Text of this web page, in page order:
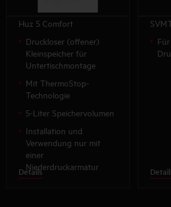
Huz 5 Comfort
Druckloser (offener)
Kleinspeicher für
Untertischmontage
Mit ThermoStop-
Technologie
5-Liter Speichervolumen
Installation und
Verwendung nur mit
einer
Niederdruckarmatur
Details